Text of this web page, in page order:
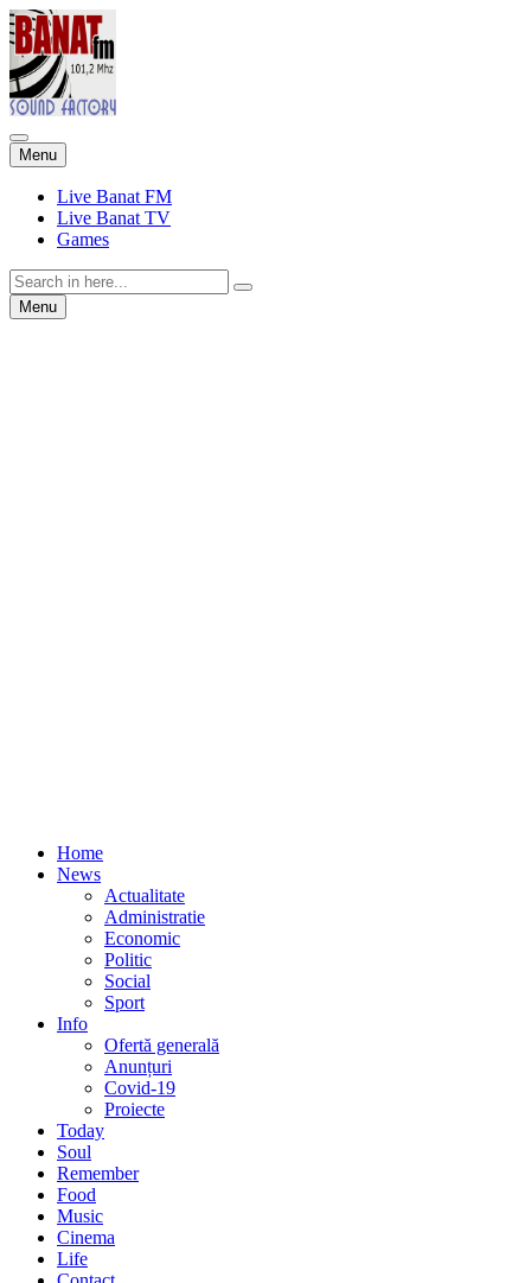
Menu Skip
to
content
Live Banat FM
Live Banat TV
Games
Search
for:Menu Skip
to
Home
News
Actualitate
Administratie
Economic
Politic
Social
Sport
Info
Ofertă generală
Anunțuri
Covid-19
Proiecte
Today
Soul
Remember
Food
Music
Cinema
Life